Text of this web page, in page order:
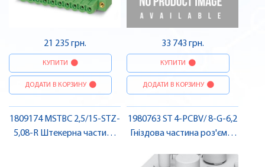
21 235 грн.
КУПИТИ
ДОДАТИ В КОРЗИНУ
33 743 грн.
КУПИТИ
ДОДАТИ В КОРЗИНУ
1809174 MSTBC 2,5/15-STZ-
5,08-R Штекерна частина
1980763 ST 4-PCBV/ 8-G-6,2
Гніздова частина роз'єму ,